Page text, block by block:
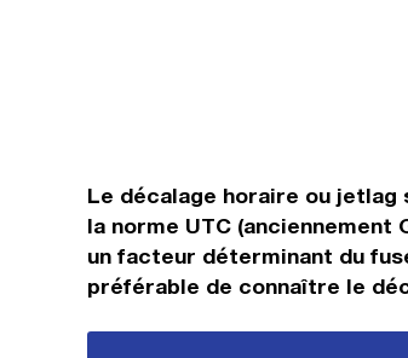
Le décalage horaire ou jetlag
la norme UTC
un facteur déterminant du
préférable de connaître le